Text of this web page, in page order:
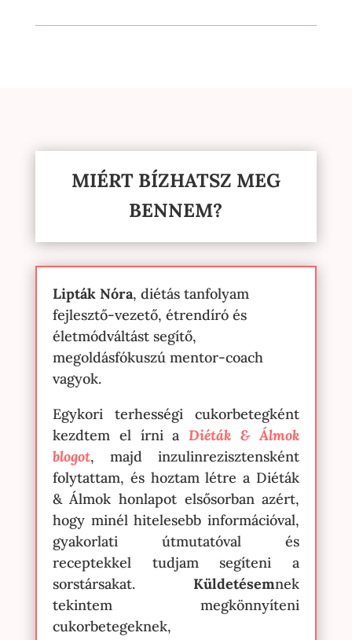
MIÉRT BÍZHATSZ MEG
BENNEM?
Lipták Nóra, diétás tanfolyam
fejlesztő-vezető, étrendíró és
életmódváltást segítő,
megoldásfókuszú mentor-coach
vagyok.
Egykori terhességi cukorbetegként
kezdtem el írni aDiéták & Álmok
blogot, majd inzulinrezisztensként
folytattam, és hoztam létre a Diéták
& Álmok honlapot elsősorban azért,
hogy minél hitelesebb információval,
gyakorlati útmutatóval és
receptekkel tudjam segíteni a
sorstársakat. Küldetésemnek
tekintem megkönnyíteni
cukorbetegeknek,